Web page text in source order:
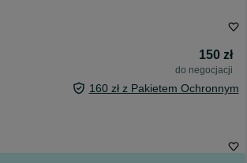
150 zł
do negocjacji
160 zł z Pakietem Ochronnym